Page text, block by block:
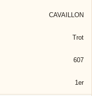
CAVAILLON
Trot
607
1er